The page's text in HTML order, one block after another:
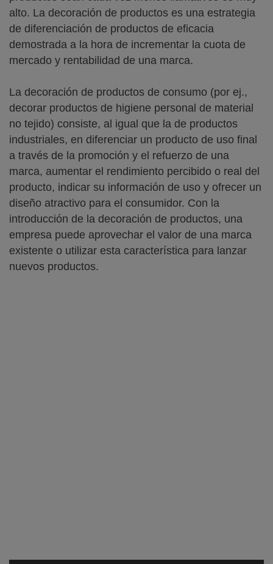
alto. La decoración de productos es una estrategia
de diferenciación de productos de eficacia
demostrada a la hora de incrementar la cuota de
mercado y rentabilidad de una marca.
La decoración de productos de consumo (por ej.,
decorar productos de higiene personal de material
no tejido) consiste, al igual que la de productos
industriales, en diferenciar un producto de uso final
a través de la promoción y el refuerzo de una
marca, aumentar el rendimiento percibido o real del
producto, indicar su información de uso y ofrecer un
diseño atractivo para el consumidor. Con la
introducción de la decoración de productos, una
empresa puede aprovechar el valor de una marca
existente o utilizar esta característica para lanzar
nuevos productos.